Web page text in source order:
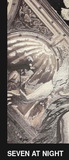
SEVEN AT NIGHT